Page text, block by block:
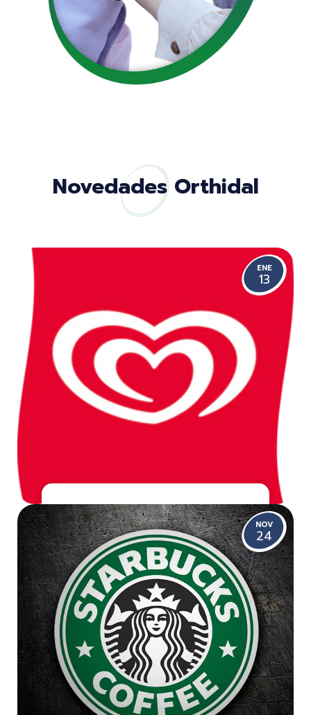
Novedades Orthidal
ENE
13
FRIGO EN GRAN CANARIA:
HELADOS DE REFERENCIA CON
LA DISTRIBUCIÓN DE ORTHIDAL
NOV
24